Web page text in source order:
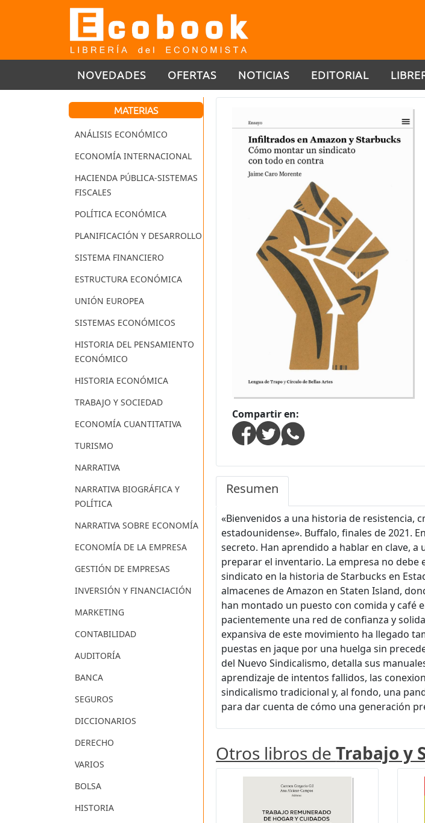
NOVEDADES OFERTAS NOTICIAS EDITORIAL
MATERIAS
ANÁLISIS ECONÓMICO
ECONOMÍA INTERNACIONAL
HACIENDA PÚBLICA-SISTEMAS
FISCALES
POLÍTICA ECONÓMICA
PLANIFICACIÓN Y DESARROLLO
SISTEMA FINANCIERO
ESTRUCTURA ECONÓMICA
UNIÓN EUROPEA
SISTEMAS ECONÓMICOS
HISTORIA DEL PENSAMIENTO
ECONÓMICO
HISTORIA ECONÓMICA
TRABAJO Y SOCIEDAD
ECONOMÍA CUANTITATIVA
TURISMO
NARRATIVA
NARRATIVA BIOGRÁFICA Y
POLÍTICA
NARRATIVA SOBRE ECONOMÍA
ECONOMÍA DE LA EMPRESA
GESTIÓN DE EMPRESAS
INVERSIÓN Y FINANCIACIÓN
MARKETING
CONTABILIDAD
AUDITORÍA
BANCA
SEGUROS
DICCIONARIOS
DERECHO
VARIOS
BOLSA
HISTORIA
Compartir en:
Resumen
«Bienvenidos a una historia de resistencia,
estadounidense». Buffalo, finales de 2021.
secreto. Han aprendido a hablar en clave,
preparar el inventario. La empresa no
sindicato en la historia de Starbucks en
almacenes de Amazon en Staten Island,
han montado un puesto con comida y café
pacientemente una red de confianza y
expansiva de este movimiento ha llegado
puestas en jaque por una huelga sin
del Nuevo Sindicalismo, detalla sus
aprendizaje de intentos fallidos, las
sindicalismo tradicional y, al fondo, una
para dar cuenta de cómo una generación
Otros libros deTrabajo y